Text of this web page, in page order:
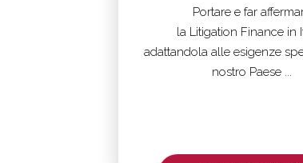
Portare e far
la Litigation Finance in
adattandola alle esigenze
nostro Paese ...